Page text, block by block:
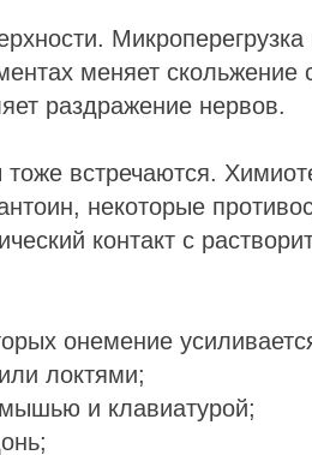
меняет скольжение
раздражение нервов.
встречаются.
некоторые
контакт с
онемение
локтями;
и клавиатурой;